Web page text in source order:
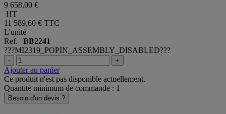
9 658,00 €
HT
11 589,60 € TTC
L'unité
Ref. BB2241
???MI2319_POPIN_ASSEMBLY_DISABLED???
- +
Ajouter au panier
Ce produit n'est pas disponible actuellement.
Quantité minimum de commande : 1
Besoin d'un devis ?